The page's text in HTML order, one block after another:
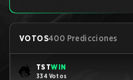
VOTOS400 Predicciones
TSTWIN
334 Votos